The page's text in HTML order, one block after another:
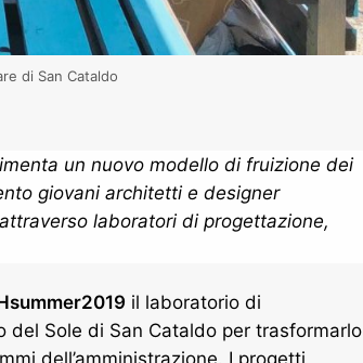
di San Cataldo
un nuovo modello di fruizione dei
giovani architetti edesigner
laboratori di progettazione,
il laboratorio di
del Sole di San Cataldo per trasformarlo
dell’amministrazione. I progetti